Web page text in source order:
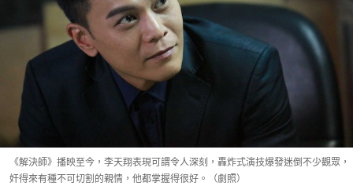
《解決師》播映至今，李天翔表現可謂令人深刻，轟炸式演技爆發迷倒不少觀眾，
奸得來有種不可切割的親情，他都掌握得很好。（劇照）